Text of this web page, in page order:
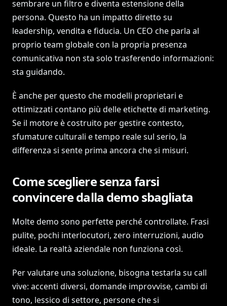
sembrare un filtro e diventa estensione della
persona. Questo ha un impatto diretto su
leadership, vendita e fiducia. Un CEO che parla al
proprio team globale con la propria presenza
comunicativa non sta solo trasferendo informazioni:
sta guidando.
È anche per questo che modelli proprietari e
ottimizzati contano più delle etichette di marketing.
Se il motore è costruito per gestire contesto,
sfumature culturali e tempo reale sul serio, la
differenza si sente prima ancora che si misuri.
Come scegliere senza farsi
convincere dalla demo sbagliata
Molte demo sono perfette perché controllate. Frasi
pulite, pochi interlocutori, zero interruzioni, audio
ideale. La realtà aziendale non funziona così.
Per valutare una soluzione, bisogna testarla su call
vive: accenti diversi, domande improvvise, cambi di
tono, lessico di settore, persone che si